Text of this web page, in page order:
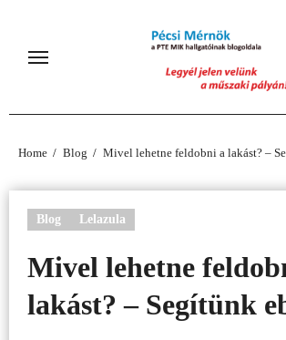
content
Home Blog Mivel lehetne feldobni a lakást? –
Blog Lelazula
Mivel lehetne
lakást? – Segítünk